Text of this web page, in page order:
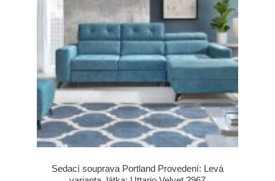
Sedací souprava Portland Provedení: Levá